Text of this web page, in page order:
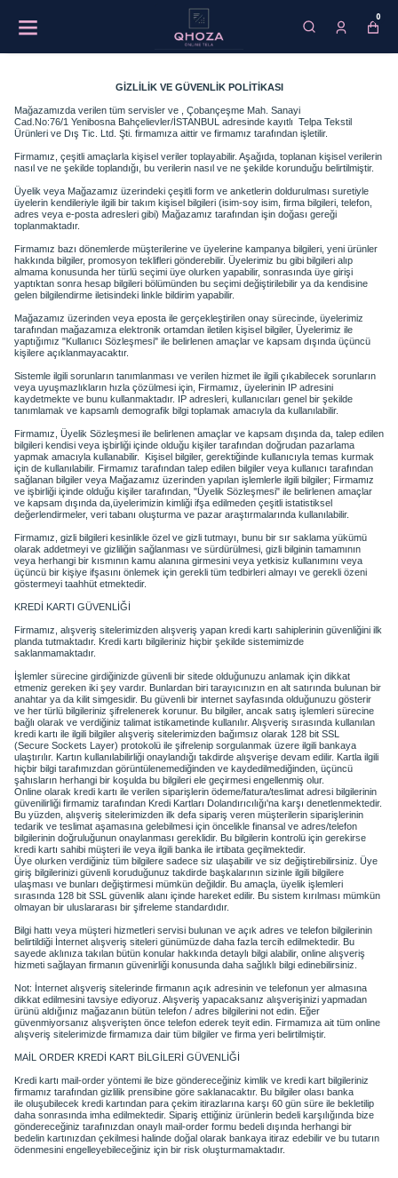
0
GİZLİLİK VE GÜVENLİK POLİTİKASI
Mağazamızda verilen tüm servisler ve ,
Çobançeşme Mah. Sanayi
Cad.No:76/1 Yenibosna Bahçelievler/İSTANBUL adresinde kayıtlı Telpa Tekstil
Ürünleri ve Dış Tic.
Ltd. Şti. firmamıza aittir ve firmamız tarafından işletilir.
Firmamız, çeşitli amaçlarla kişisel veriler toplayabilir. Aşağıda, toplanan kişisel verilerin
nasıl ve ne şekilde toplandığı, bu verilerin nasıl ve ne şekilde korunduğu belirtilmiştir.
Üyelik veya Mağazamız üzerindeki çeşitli form ve anketlerin doldurulması suretiyle
üyelerin kendileriyle ilgili bir takım kişisel bilgileri (isim-soy isim, firma bilgileri, telefon,
adres veya e-posta adresleri gibi) Mağazamız tarafından işin doğası gereği
toplanmaktadır.
Firmamız bazı dönemlerde müşterilerine ve üyelerine kampanya bilgileri, yeni ürünler
hakkında bilgiler, promosyon teklifleri gönderebilir. Üyelerimiz bu gibi bilgileri alıp
almama konusunda her türlü seçimi üye olurken yapabilir, sonrasında üye girişi
yaptıktan sonra hesap bilgileri bölümünden bu seçimi değiştirilebilir ya da kendisine
gelen bilgilendirme iletisindeki linkle bildirim yapabilir.
Mağazamız üzerinden veya eposta ile gerçekleştirilen onay sürecinde, üyelerimiz
tarafından mağazamıza elektronik ortamdan iletilen kişisel bilgiler, Üyelerimiz ile
yaptığımız "Kullanıcı Sözleşmesi" ile belirlenen amaçlar ve kapsam dışında üçüncü
kişilere açıklanmayacaktır.
Sistemle ilgili sorunların tanımlanması ve verilen hizmet ile ilgili çıkabilecek sorunların
veya uyuşmazlıkların hızla çözülmesi için, Firmamız, üyelerinin IP adresini
kaydetmekte ve bunu kullanmaktadır. IP adresleri, kullanıcıları genel bir şekilde
tanımlamak ve kapsamlı demografik bilgi toplamak amacıyla da kullanılabilir.
Firmamız, Üyelik Sözleşmesi ile belirlenen amaçlar ve kapsam dışında da, talep edilen
bilgileri kendisi veya işbirliği içinde olduğu kişiler tarafından doğrudan pazarlama
yapmak amacıyla kullanabilir. Kişisel bilgiler, gerektiğinde kullanıcıyla temas kurmak
için de kullanılabilir. Firmamız tarafından talep edilen bilgiler veya kullanıcı tarafından
sağlanan bilgiler veya Mağazamız üzerinden yapılan işlemlerle ilgili bilgiler; Firmamız
ve işbirliği içinde olduğu kişiler tarafından, "Üyelik Sözleşmesi" ile belirlenen amaçlar
ve kapsam dışında da, üyelerimizin kimliği ifşa edilmeden çeşitli istatistiksel
değerlendirmeler, veri tabanı oluşturma ve pazar araştırmalarında kullanılabilir.
Firmamız, gizli bilgileri kesinlikle özel ve gizli tutmayı, bunu bir sır saklama yükümü
olarak addetmeyi ve gizliliğin sağlanması ve sürdürülmesi, gizli bilginin tamamının
veya herhangi bir kısmının kamu alanına girmesini veya yetkisiz kullanımını veya
üçüncü bir kişiye ifşasını önlemek için gerekli tüm tedbirleri almayı ve gerekli özeni
göstermeyi taahhüt etmektedir.
KREDİ KARTI GÜVENLİĞİ
Firmamız, alışveriş sitelerimizden alışveriş yapan kredi kartı sahiplerinin güvenliğini ilk
planda tutmaktadır. Kredi kartı bilgileriniz hiçbir şekilde sistemimizde
saklanmamaktadır.
İşlemler sürecine girdiğinizde güvenli bir sitede olduğunuzu anlamak için dikkat
etmeniz gereken iki şey vardır. Bunlardan biri tarayıcınızın en alt satırında bulunan bir
anahtar ya da kilit simgesidir. Bu güvenli bir internet sayfasında olduğunuzu gösterir
ve her türlü bilgileriniz şifrelenerek korunur. Bu bilgiler, ancak satış işlemleri sürecine
bağlı olarak ve verdiğiniz talimat istikametinde kullanılır. Alışveriş sırasında kullanılan
kredi kartı ile ilgili bilgiler alışveriş sitelerimizden bağımsız olarak 128 bit SSL
(Secure Sockets Layer) protokolü ile şifrelenip sorgulanmak üzere ilgili bankaya
ulaştırılır. Kartın kullanılabilirliği onaylandığı takdirde alışverişe devam edilir. Kartla ilgili
hiçbir bilgi tarafımızdan görüntülenemediğinden ve kaydedilmediğinden, üçüncü
şahısların herhangi bir koşulda bu bilgileri ele geçirmesi engellenmiş olur.
Online olarak kredi kartı ile verilen siparişlerin ödeme/fatura/teslimat adresi bilgilerinin
güvenilirliği firmamiz tarafından Kredi Kartları Dolandırıcılığı'na karşı denetlenmektedir.
Bu yüzden, alışveriş sitelerimizden ilk defa sipariş veren müşterilerin siparişlerinin
tedarik ve teslimat aşamasına gelebilmesi için öncelikle finansal ve adres/telefon
bilgilerinin doğruluğunun onaylanması gereklidir. Bu bilgilerin kontrolü için gerekirse
kredi kartı sahibi müşteri ile veya ilgili banka ile irtibata geçilmektedir.
Üye olurken verdiğiniz tüm bilgilere sadece siz ulaşabilir ve siz değiştirebilirsiniz. Üye
giriş bilgilerinizi güvenli koruduğunuz takdirde başkalarının sizinle ilgili bilgilere
ulaşması ve bunları değiştirmesi mümkün değildir. Bu amaçla, üyelik işlemleri
sırasında 128 bit SSL güvenlik alanı içinde hareket edilir. Bu sistem kırılması mümkün
olmayan bir uluslararası bir şifreleme standardıdır.
Bilgi hattı veya müşteri hizmetleri servisi bulunan ve açık adres ve telefon bilgilerinin
belirtildiği İnternet alışveriş siteleri günümüzde daha fazla tercih edilmektedir. Bu
sayede aklınıza takılan bütün konular hakkında detaylı bilgi alabilir, online alışveriş
hizmeti sağlayan firmanın güvenirliği konusunda daha sağlıklı bilgi edinebilirsiniz.
Not: İnternet alışveriş sitelerinde firmanın açık adresinin ve telefonun yer almasına
dikkat edilmesini tavsiye ediyoruz. Alışveriş yapacaksanız alışverişinizi yapmadan
ürünü aldığınız mağazanın bütün telefon / adres bilgilerini not edin. Eğer
güvenmiyorsanız alışverişten önce telefon ederek teyit edin. Firmamıza ait tüm online
alışveriş sitelerimizde firmamıza dair tüm bilgiler ve firma yeri belirtilmiştir.
MAİL ORDER KREDİ KART BİLGİLERİ GÜVENLİĞİ
Kredi kartı mail-order yöntemi ile bize göndereceğiniz kimlik ve kredi kart bilgileriniz
firmamız tarafından gizlilik prensibine göre saklanacaktır. Bu bilgiler olası banka
ile oluşubilecek kredi kartından para çekim itirazlarına karşı 60 gün süre ile bekletilip
daha sonrasında imha edilmektedir. Sipariş ettiğiniz ürünlerin bedeli karşılığında bize
göndereceğiniz tarafınızdan onaylı mail-order formu bedeli dışında herhangi bir
bedelin kartınızdan çekilmesi halinde doğal olarak bankaya itiraz edebilir ve bu tutarın
ödenmesini engelleyebileceğiniz için bir risk oluşturmamaktadır.